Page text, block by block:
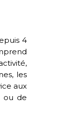
4
les
aux
ou de